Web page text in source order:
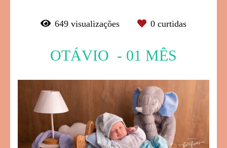
649 visualizações 0 curtidas
OTÁVIO - 01 MÊS